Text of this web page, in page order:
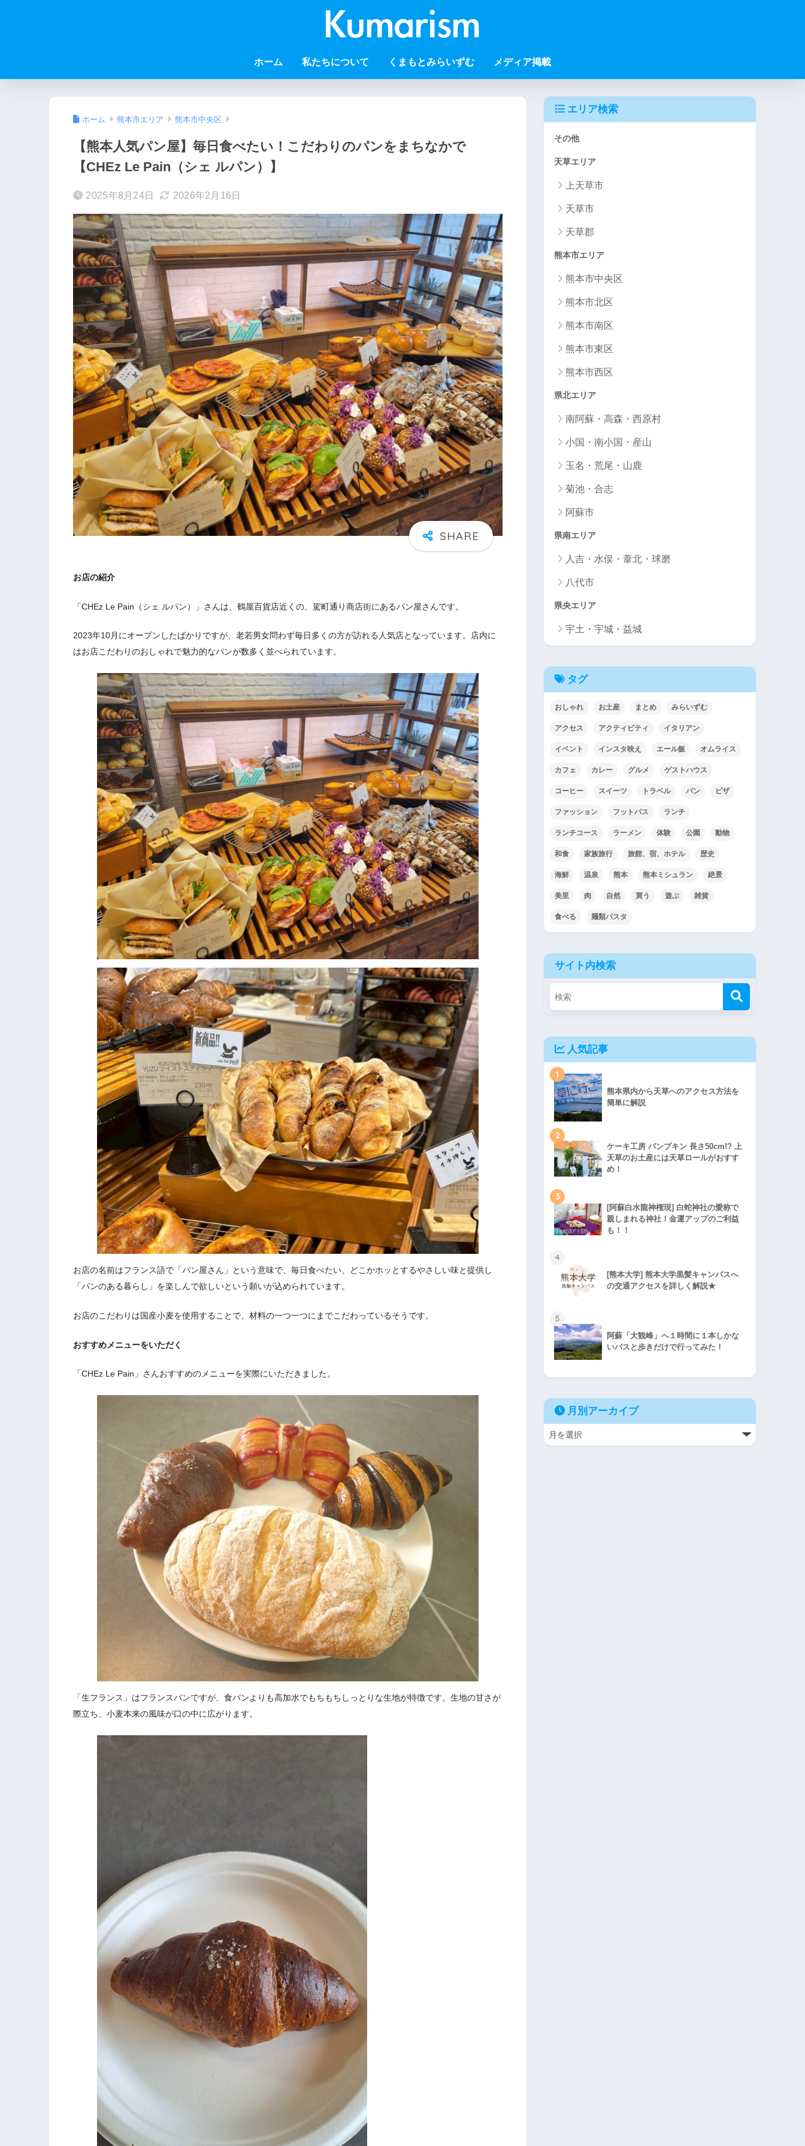
ホーム 私たちについて くまもとみらいずむ メディア掲載
ホーム 熊本市エリア 熊本市中央区
【熊本人気パン屋】毎日食べたい！こだわりのパンをまちなかで
【CHEz Le Pain（シェ ルパン）】
2025年8月24日 2026年2月16日
お店の紹介
「CHEz Le Pain（シェ ルパン）」さんは、鶴屋百貨店近くの、駕町通り商店街にあるパン屋さんです。
2023年10月にオープンしたばかりですが、老若男女問わず毎日多くの方が訪れる人気店となっています。店内に
はお店こだわりのおしゃれで魅力的なパンが数多く並べられています。
お店の名前はフランス語で「パン屋さん」という意味で、毎日食べたい、どこかホッとするやさしい味と提供し
「パンのある暮らし」を楽しんで欲しいという願いが込められています。
お店のこだわりは国産小麦を使用することで、材料の一つ一つにまでこだわっているそうです。
おすすめメニューをいただく
「CHEz Le Pain」さんおすすめのメニューを実際にいただきました。
「生フランス」はフランスパンですが、食パンよりも高加水でもちもちしっとりな生地が特徴です。生地の甘さが
際立ち、小麦本来の風味が口の中に広がります。
エリア検索
その他
天草エリア
上天草市
天草市
天草郡
熊本市エリア
熊本市中央区
熊本市北区
熊本市南区
熊本市東区
熊本市西区
県北エリア
南阿蘇・高森・西原村
小国・南小国・産山
玉名・荒尾・山鹿
菊池・合志
阿蘇市
県南エリア
人吉・水俣・葦北・球磨
八代市
県央エリア
宇土・宇城・益城
タグ
おしゃれ お土産 まとめ みらいずむ
アクセス アクティビティ イタリアン
イベント インスタ映え エール飯 オムライス
カフェ カレー グルメ ゲストハウス
コーヒー スイーツ トラベル パン ピザ
ファッション フットパス ランチ
ランチコース ラーメン 体験 公園 動物
和食 家族旅行 旅館、宿、ホテル 歴史
海鮮 温泉 熊本 熊本ミシュラン 絶景
美里 肉 自然 買う 遊ぶ 雑貨
食べる 麺類パスタ
サイト内検索
人気記事
1
熊本県内から天草へのアクセス方法を
簡単に解説
2
ケーキ工房 パンプキン 長さ50cm!? 上
天草のお土産には天草ロールがおすす
め！
3
[阿蘇白水龍神権現] 白蛇神社の愛称で
親しまれる神社！金運アップのご利益
も！！
4
[熊本大学] 熊本大学黒髪キャンパスへ
の交通アクセスを詳しく解説★
5
阿蘇「大観峰」へ１時間に１本しかな
いバスと歩きだけで行ってみた！
月別アーカイブ